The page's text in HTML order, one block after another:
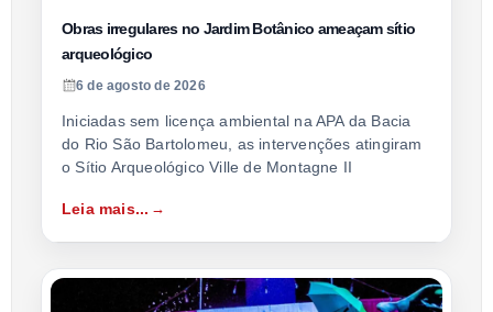
Obras irregulares no Jardim Botânico ameaçam sítio
arqueológico
6 de agosto de 2026
Iniciadas sem licença ambiental na APA da Bacia
do Rio São Bartolomeu, as intervenções atingiram
o Sítio Arqueológico Ville de Montagne II
Leia mais...